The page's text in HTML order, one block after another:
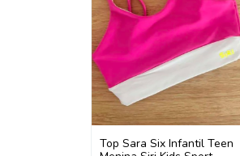
Top Sara Six Infantil Teen